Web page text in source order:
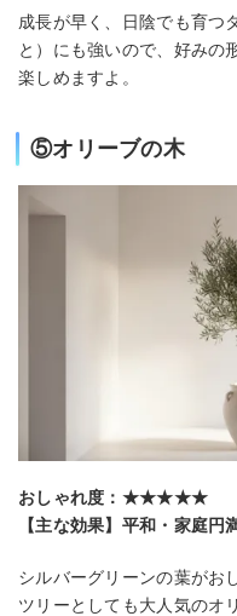
成長が早く、日陰でも育つ
と）にも強いので、好みの
楽しめますよ。
⑤オリーブの木
おしゃれ度：★★★★★
【主な効果】平和・家庭円
シルバーグリーンの葉がお
ツリーとしても大人気のオ